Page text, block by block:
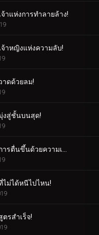
าแห่งการทำลายล้าง!
จ้าหญิงแห่งความลับ!
าดด้วยลม!
งสู่ชั้นบนสุด!
ไม่ได้หนีไปไหน!
รสำเร็จ!